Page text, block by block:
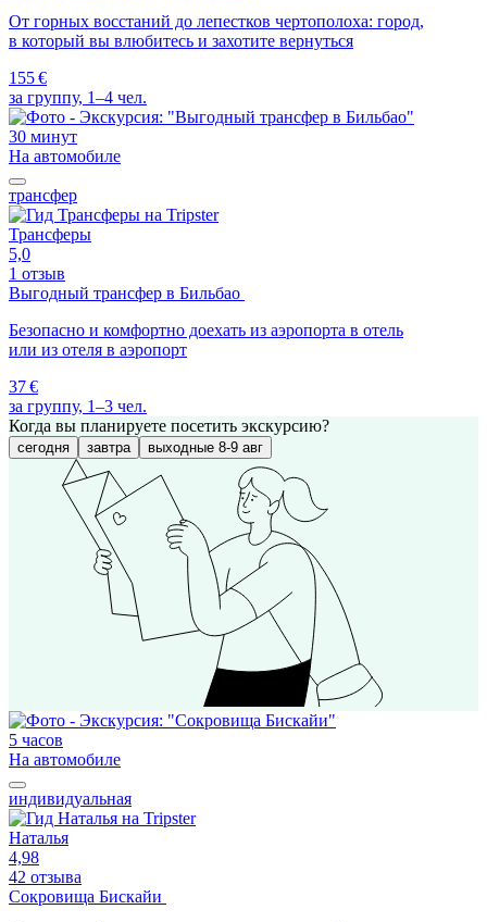
От горных восстаний до лепестков чертополоха: город,
в который вы влюбитесь и захотите вернуться
155 €
за группу, 1–4 чел.
30 минут
На автомобиле
трансфер
Трансферы
5,0
1 отзыв
Выгодный трансфер в Бильбао
Безопасно и комфортно доехать из аэропорта в отель
или из отеля в аэропорт
37 €
за группу, 1–3 чел.
Когда вы планируете посетить экскурсию?
сегодня завтра выходные 8-9 авг
5 часов
На автомобиле
индивидуальная
Наталья
4,98
42 отзыва
Сокровища Бискайи